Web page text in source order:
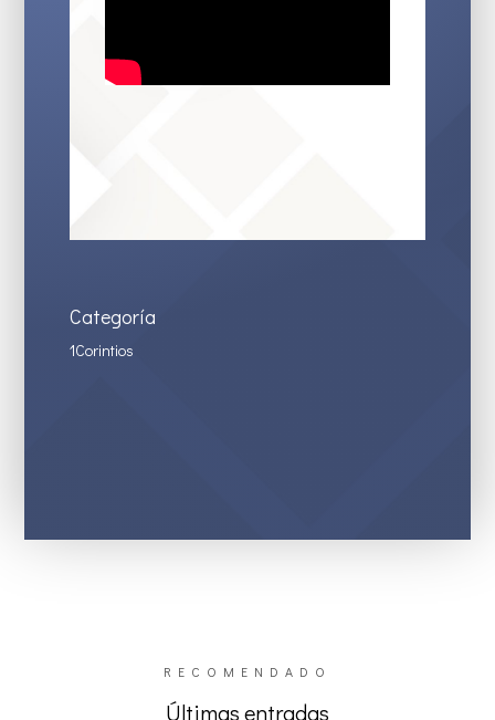
Categoría
1Corintios
RECOMENDADO
Últimas entradas